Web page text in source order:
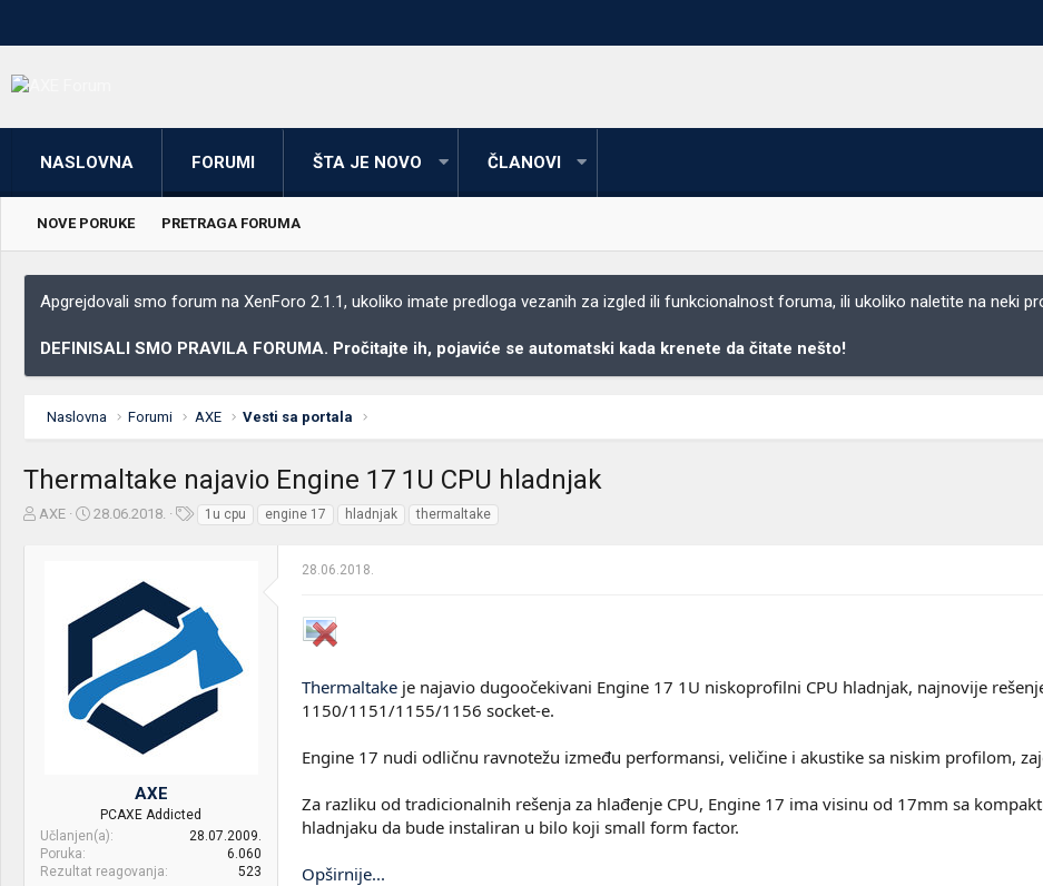
NASLOVNA FORUMI ŠTA JE NOVO ČLANOVI
NOVE PORUKE PRETRAGA FORUMA
Apgrejdovali smo forum na XenForo 2.1.1, ukoliko imate predloga vezanih za izgled ili funkcionalnost foruma, ili ukoliko naletite na neki
DEFINISALI SMO PRAVILA FORUMA. Pročitajte ih, pojaviće se automatski kada krenete da čitate nešto!
Naslovna Forumi AXE Vesti sa portala
Thermaltake najavio Engine 17 1U CPU hladnjak
Z
AXE
D
p
o
e
t
a
28.06.2018.
e
1u cpu engine 17 hladnjak thermaltake
AXE
PCAXE Addicted
Učlanjen(a)
28.07.2009.
Poruka
6.060
Rezultat reagovanja
523
28.06.2018.
Thermaltake je najavio dugoočekivani Engine 17 1U niskoprofilni CPU hladnjak, najnovije
1150/1151/1155/1156 socket-e.
Engine 17 nudi odličnu ravnotežu između performansi, veličine i akustike sa niskim profilom,
Za razliku od tradicionalnih rešenja za hlađenje CPU, Engine 17 ima visinu od 17mm sa
hladnjaku da bude instaliran u bilo koji small form factor.
Opširnije...